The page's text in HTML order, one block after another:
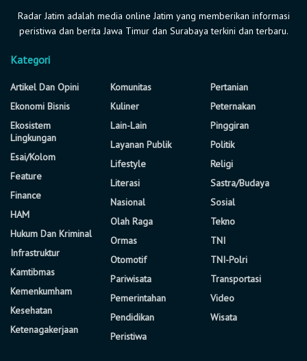
Radar Jatim adalah media online Jatim yang memberikan informasi
peristiwa dan berita Jawa Timur dan Surabaya terkini dan terbaru.
Kategori
Artikel Dan Opini
Ekonomi Bisnis
Ekosistem
Lingkungan
Esai/Kolom
Feature
Finance
HAM
Hukum Dan Kriminal
Infrastruktur
Kamtibmas
Kemenkumham
Kesehatan
Ketenagakerjaan
Komunitas
Kuliner
Lain-Lain
Layanan Publik
Lifestyle
Literasi
Nasional
Olah Raga
Ormas
Otomotif
Pariwisata
Pemerintahan
Pendidikan
Peristiwa
Pertanian
Peternakan
Pinggiran
Politik
Religi
Sastra/Budaya
Sosial
Tekno
TNI
TNI-Polri
Transportasi
Video
Wisata